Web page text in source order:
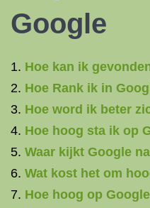
Google
Hoe kan ik
Hoe Rank ik in
Hoe word ik beter
Hoe hoog sta ik op
Waar kijkt Google
Wat kost het om
Hoe hoog op